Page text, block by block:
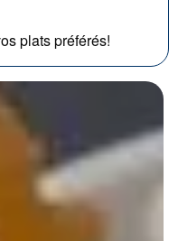
plats préférés!